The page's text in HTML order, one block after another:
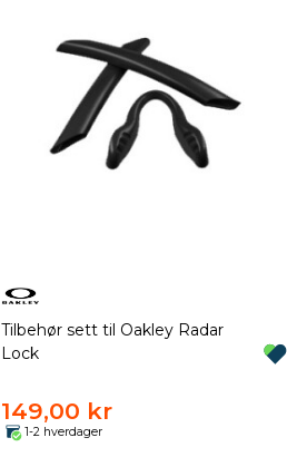
Tilbehør sett til Oakley Radar
Lock
149,00 kr
1-2 hverdager